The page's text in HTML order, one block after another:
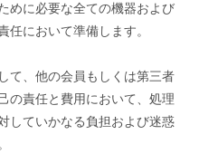
めに必要な全ての機器および
任において準備します。
て、他の会員もしくは第三者
の責任と費用において、処理
していかなる負担および迷惑